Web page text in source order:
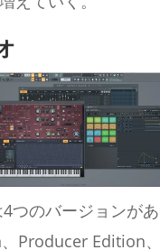
つのバージョンがあ
Producer Edition